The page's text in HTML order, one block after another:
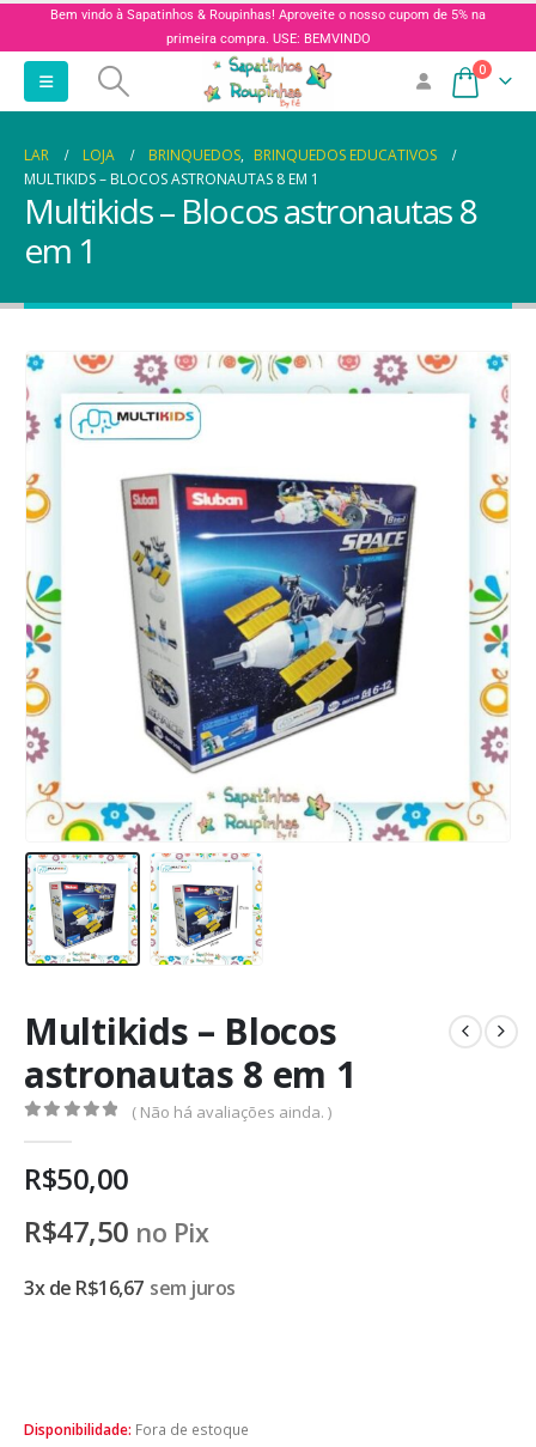
Bem vindo à Sapatinhos & Roupinhas! Aproveite o nosso cupom de 5% na
primeira compra. USE: BEMVINDO
0
LAR LOJA BRINQUEDOS, BRINQUEDOS EDUCATIVOS
MULTIKIDS – BLOCOS ASTRONAUTAS 8 EM 1
Multikids – Blocos astronautas 8
em 1
Multikids – Blocos
astronautas 8 em 1
( Não há avaliações ainda. )
R$50,00
R$47,50 no Pix
3x de R$16,67 sem juros
Disponibilidade: Fora de estoque